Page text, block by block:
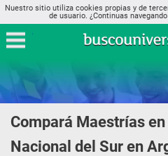
Nuestro sitio utiliza cookies propias y de
de usuario. ¿Continuas
Compará Maestrías
Nacional del Sur en